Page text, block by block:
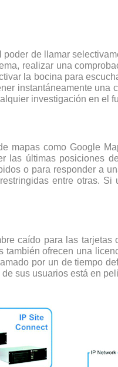
de llamar
realizar una
la bocina para
instantáneamente
investigación en el
mapas como Google
las últimas posiciones
o para responder a
entre otras.
caído para las
también ofrecen una
por un de tiempo
sus usuarios está en